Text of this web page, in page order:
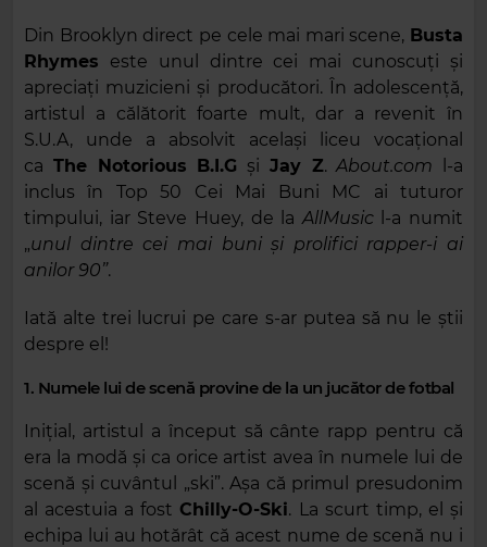
Din Brooklyn direct pe cele mai mari scene, Busta
Rhymes este unul dintre cei mai cunoscuți și
apreciați muzicieni și producători. În adolescență,
artistul a călătorit foarte mult, dar a revenit în
S.U.A, unde a absolvit același liceu vocațional
ca The Notorious B.I.G și Jay Z.About.com l-a
inclus în Top 50 Cei Mai Buni MC ai tuturor
timpului, iar Steve Huey, de la AllMusicl-a numit
„unul dintre cei mai buni și prolifici rapper-i ai
anilor `90”.
Iată alte trei lucrui pe care s-ar putea să nu le știi
despre el!
1. Numele lui de scenă provine de la un jucător de fotbal
Inițial, artistul a început să cânte rapp pentru că
era la modă și ca orice artist avea în numele lui de
scenă și cuvântul „ski”. Așa că primul presudonim
al acestuia a fost Chilly-O-Ski. La scurt timp, el și
echipa lui au hotărât că acest nume de scenă nu i